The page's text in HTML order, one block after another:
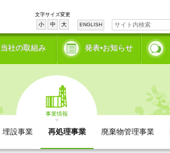
文字サイズ変更
小 中 大 ENGLISH
当社の取組み 発表•お知らせ
事業情報
埋設事業 再処理事業 廃棄物管理事業